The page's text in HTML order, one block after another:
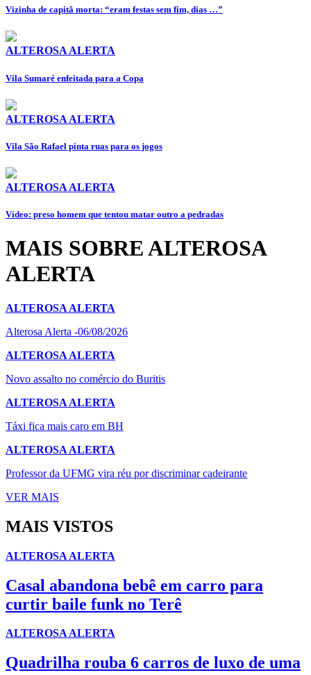
Vizinha de capitã morta: “eram festas sem fim, dias …”
ALTEROSA ALERTA
Vila Sumaré enfeitada para a Copa
ALTEROSA ALERTA
Vila São Rafael pinta ruas para os jogos
ALTEROSA ALERTA
Vídeo: preso homem que tentou matar outro a pedradas
MAIS SOBRE ALTEROSA
ALERTA
ALTEROSA ALERTA
Alterosa Alerta -06/08/2026
ALTEROSA ALERTA
Novo assalto no comércio do Buritis
ALTEROSA ALERTA
Táxi fica mais caro em BH
ALTEROSA ALERTA
Professor da UFMG vira réu por discriminar cadeirante
VER MAIS
MAIS VISTOS
ALTEROSA ALERTA
Casal abandona bebê em carro para
curtir baile funk no Terê
ALTEROSA ALERTA
Quadrilha rouba 6 carros de luxo de uma